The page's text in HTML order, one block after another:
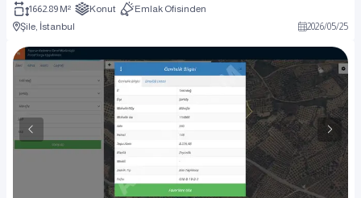
1662.89 M² Konut
Emlak Ofisinden
Şile, İstanbul
2026/05/25